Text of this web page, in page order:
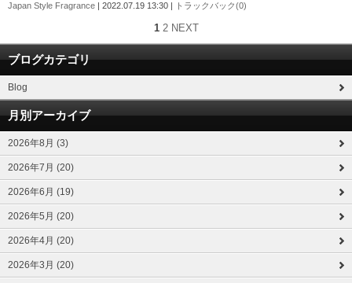
Japan Style Fragrance | 2022.07.19 13:30 | トラックバック(0)
1 2 NEXT
ブログカテゴリ
Blog
月別アーカイブ
2026年8月 (3)
2026年7月 (20)
2026年6月 (19)
2026年5月 (20)
2026年4月 (20)
2026年3月 (20)